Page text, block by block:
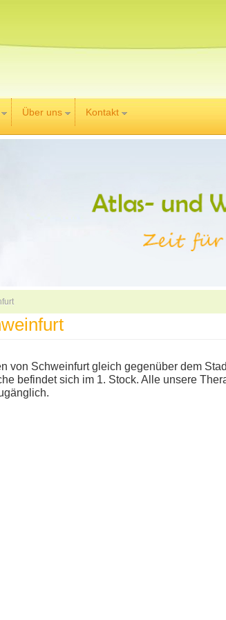
Über uns Kontakt
von Schweinfurt gleich gegenüber dem
befindet sich im 1. Stock. Alle unsere